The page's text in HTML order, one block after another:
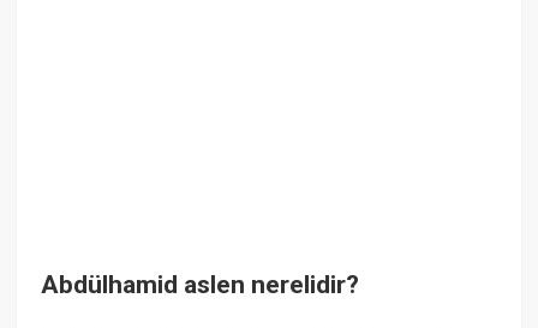
Abdülhamid aslen nerelidir?